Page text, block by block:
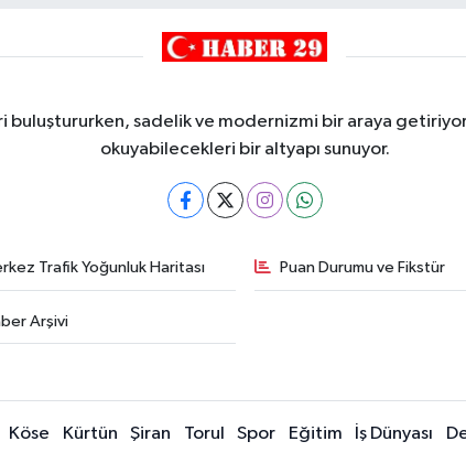
sadelik ve modernizmi bir araya
okuyabilecekleri bir altyapı sunuyor.
Trafik Yoğunluk Haritası Puan Durumu ve Fikstür
Arşivi
Köse Kürtün Şiran Torul Spor Eğitim İş Dünyası